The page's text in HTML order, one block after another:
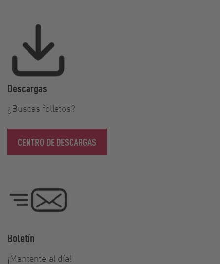
Descargas
¿Buscas folletos?
CENTRO DE DESCARGAS
Boletín
¡Mantente al día!